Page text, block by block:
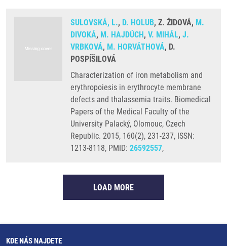
SULOVSKÁ, L., D. HOLUB, Z. ŽIDOVÁ, M.
DIVOKÁ, M. HAJDÚCH, V. MIHÁL, J.
VRBKOVÁ, M. HORVÁTHOVÁ, D.
POSPÍŠILOVÁ
Characterization of iron metabolism and
erythropoiesis in erythrocyte membrane
defects and thalassemia traits. Biomedical
Papers of the Medical Faculty of the
University Palacký, Olomouc, Czech
Republic. 2015, 160(2), 231-237, ISSN:
1213-8118, PMID: 26592557,
LOAD MORE
KDE NÁS NAJDETE